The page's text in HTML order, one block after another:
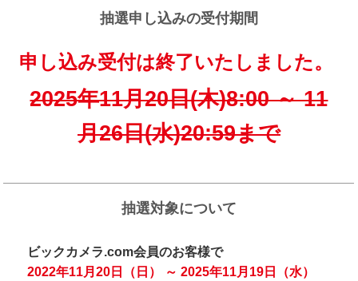
抽選申し込みの受付期間
申し込み受付は終了いたしました。
2025年11月20日(木)8:00 ～ 11
月26日(水)20:59まで
抽選対象について
ビックカメラ.com会員のお客様で
2022年11月20日（日） ～ 2025年11月19日（水）